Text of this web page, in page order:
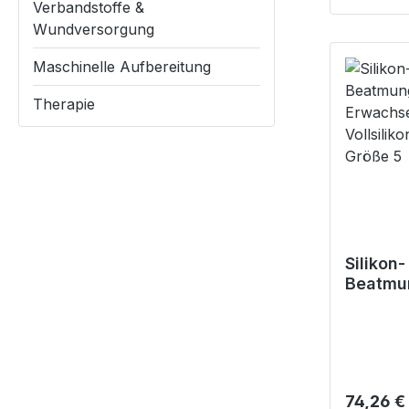
Verbandstoffe &
Wundversorgung
Maschinelle Aufbereitung
Therapie
Silikon-
74,26 €